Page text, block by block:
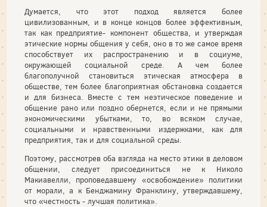
Думается, что этот подход является более
цивилизованным, и в конце концов более эффективным,
так как предприятие- компонент общества, и утверждая
этические нормы общения у себя, оно в то же самое время
способствует их распространению и в социуме,
окружающей социальной среде. А чем более
благополучной становиться этическая атмосфера в
обществе, тем более благоприятная обстановка создается
и для бизнеса. Вместе с тем неэтическое поведение и
общение рано или поздно обернется, если и не прямыми
экономическими убытками, то, во всяком случае,
социальными и нравственными издержками, как для
предприятия, так и для социальной среды.
Поэтому, рассмотрев оба взгляда на место этики в деловом
общении, следует присоединиться не к Николо
Макиавелли, проповедавшему «освобождение» политики
от морали, а к Бенджамину Франклину, утверждавшему,
что «честность - лучшая политика».